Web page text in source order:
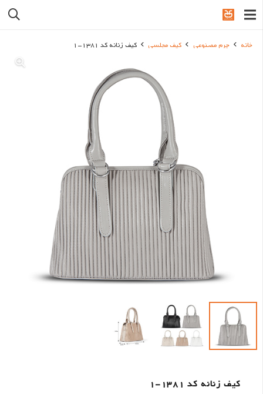
خانه چرم مصنوعی کیف مجلسی کیف زنانه کد 1381-1
کیف زنانه کد 1381-1